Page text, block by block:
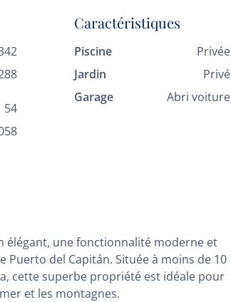
54
Caractéristiques
Piscine
Privée
Jardin
Privé
Garage
Abri voiture
élégant, une fonctionnalité moderne et
del Capitán. Située à moins de 10
cette superbe propriété est idéale pour
et les montagnes.